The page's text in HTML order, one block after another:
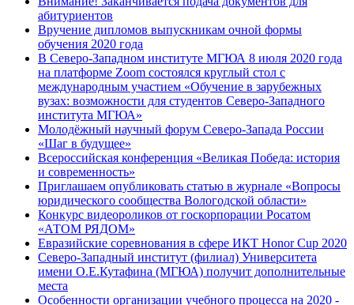
абитуриентов
Вручение дипломов выпускникам очной формы
обучения 2020 года
В Северо-Западном институте МГЮА 8 июля 2020 года
на платформе Zoom состоялся круглый стол с
международным участием «Обучение в зарубежных
вузах: возможности для студентов Северо-Западного
института МГЮА»
Молодёжный научный форум Северо-Запада России
«Шаг в будущее»
Всероссийская конференция «Великая Победа: история
и современность»
Приглашаем опубликовать статью в журнале «Вопросы
юридического сообщества Вологодской области»
Конкурс видеороликов от госкорпорации Росатом
«АТОМ РЯДОМ»
Евразийские соревнования в сфере ИКТ Honor Cup 2020
Северо-Западный институт (филиал) Университета
имени О.Е.Кутафина (МГЮА) получит дополнительные
места
Особенности организации учебного процесса на 2020 -